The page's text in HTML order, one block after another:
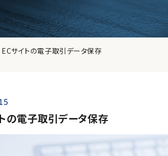
ECサイトの電子取引データ保存
の電子取引データ保存